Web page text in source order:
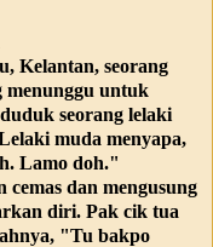
Kelantan, seorang
menunggu untuk
seorang lelaki
muda menyapa,
Lamo doh."
dan mengusung
diri. Pak cik tua
"Tu bakpo